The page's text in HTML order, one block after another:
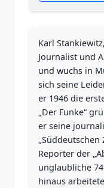
Karl
Journalist und
und wuchs in
sich seine
er 1946 die
„Der Funke“
er seine
Reporter der
unglaubliche
hinaus